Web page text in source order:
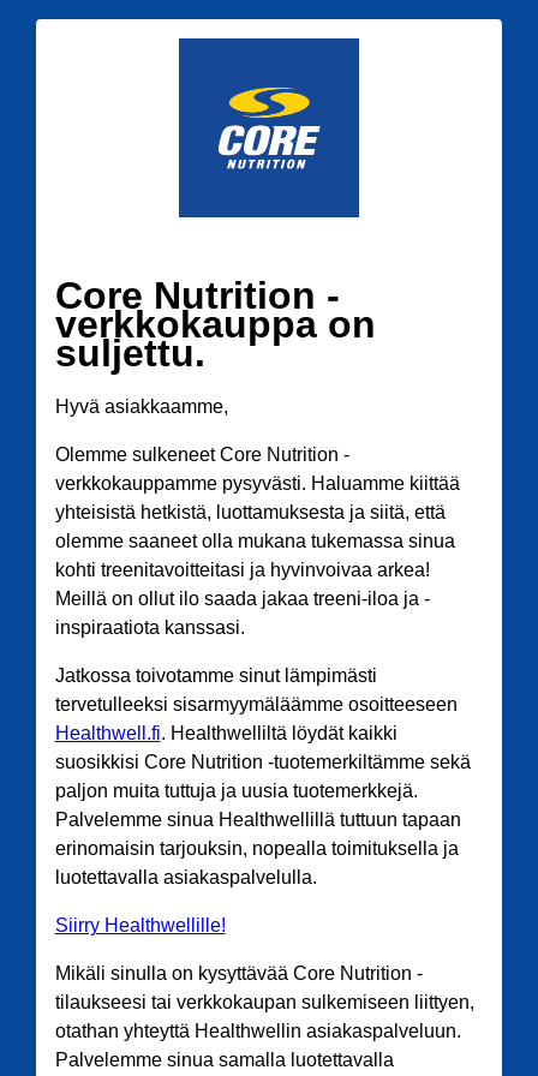
Core Nutrition -
verkkokauppa on
suljettu.
Hyvä asiakkaamme,
Olemme sulkeneet Core Nutrition -
verkkokauppamme pysyvästi. Haluamme kiittää
yhteisistä hetkistä, luottamuksesta ja siitä, että
olemme saaneet olla mukana tukemassa sinua
kohti treenitavoitteitasi ja hyvinvoivaa arkea!
Meillä on ollut ilo saada jakaa treeni-iloa ja -
inspiraatiota kanssasi.
Jatkossa toivotamme sinut lämpimästi
tervetulleeksi sisarmyymäläämme osoitteeseen
Healthwell.fi. Healthwelliltä löydät kaikki
suosikkisi Core Nutrition -tuotemerkiltämme sekä
paljon muita tuttuja ja uusia tuotemerkkejä.
Palvelemme sinua Healthwellillä tuttuun tapaan
erinomaisin tarjouksin, nopealla toimituksella ja
luotettavalla asiakaspalvelulla.
Siirry Healthwellille!
Mikäli sinulla on kysyttävää Core Nutrition -
tilaukseesi tai verkkokaupan sulkemiseen liittyen,
otathan yhteyttä Healthwellin asiakaspalveluun.
Palvelemme sinua samalla luotettavalla